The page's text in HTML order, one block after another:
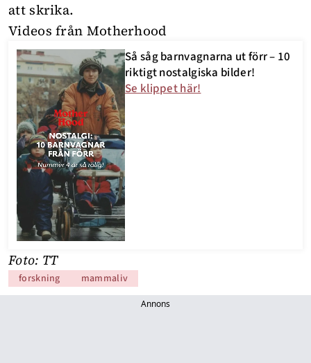
att skrika.
Videos från Motherhood
Så såg barnvagnarna ut förr – 10
riktigt nostalgiska bilder!
Se klippet här!
Foto: TT
forskning mammaliv
Annons